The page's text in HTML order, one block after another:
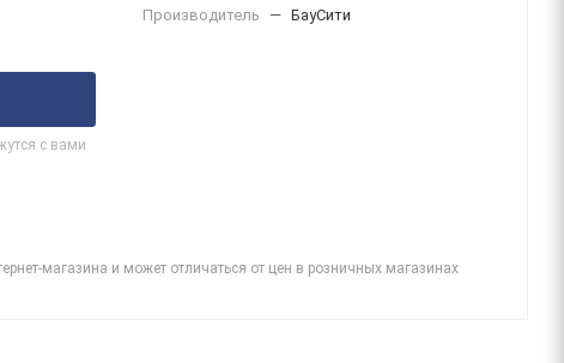
с вами
Производитель
— БауСити
магазина и может отличаться от цен в розничных магазинах